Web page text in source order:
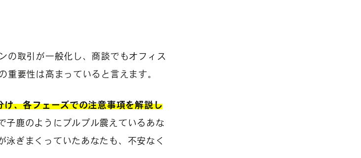
の取引が一般化し、商談でもオフィス
重要性は高まっていると言えます。
、各フェーズでの注意事項を解説し
子鹿のようにプルプル震えているあな
泳ぎまくっていたあなたも、不安なく